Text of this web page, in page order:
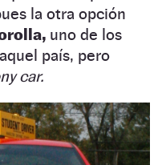
la otra opción
uno de los
país, pero
car.